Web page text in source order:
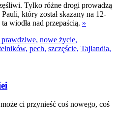
Tylko różne drogi prowadzą
który został skazany na 12-
wiodła nad przepaścią. »
nowe życie,
pech, szczęście, Tajlandia,
ci przynieść coś nowego, coś